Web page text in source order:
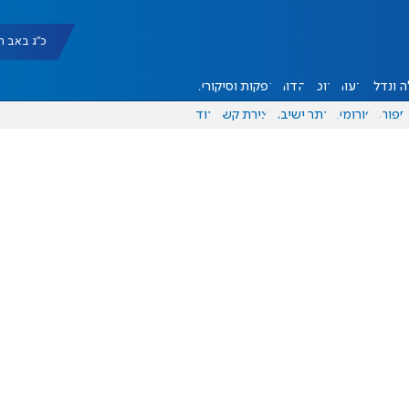
כ"ג באב תשפ"ו
ונדל"ן דעות אוכל יהדות הפקות וסיקורים
ספורט פורומים אתר ישיבה יצירת קשר עוד